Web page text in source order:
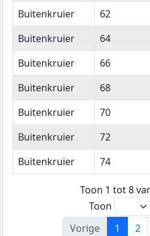
Buitenkruier
62
Buitenkruier
64
Buitenkruier
66
Buitenkruier
68
Buitenkruier
70
Buitenkruier
72
Buitenkruier
74
Toon 1 tot 8
Toon
Vorige
1 2